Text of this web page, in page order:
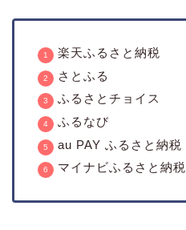
楽天ふるさと納税
さとふる
ふるさとチョイス
ふるなび
au PAY ふるさと納税
マイナビふるさと納税